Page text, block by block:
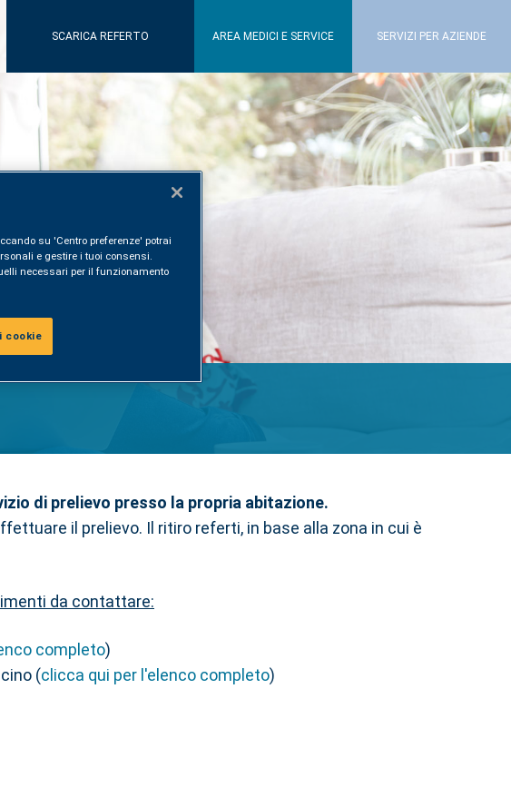
SCARICA REFERTO AREA MEDICI E SERVICE SERVIZI PER AZIENDE
di prelievo presso la propria abitazione.
il prelievo. Il ritiro referti, in base alla zona in cui è
da contattare:
completo)
(clicca qui per l'elenco completo)
su 'Centro preferenze' potrai
e gestire i tuoi consensi.
necessari per il funzionamento